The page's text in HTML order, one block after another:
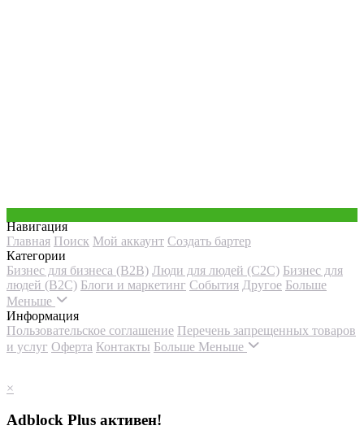
Навигация
Главная Поиск Мой аккаунт Создать бартер
Категории
Бизнес для бизнеса (B2B) Люди для людей (С2С) Бизнес для
людей (B2C) Блоги и маркетинг События Другое Больше
Меньше
Информация
Пользовательское соглашение Перечень запрещенных товаров
и услуг Оферта Контакты Больше Меньше
×
Adblock Plus активен!